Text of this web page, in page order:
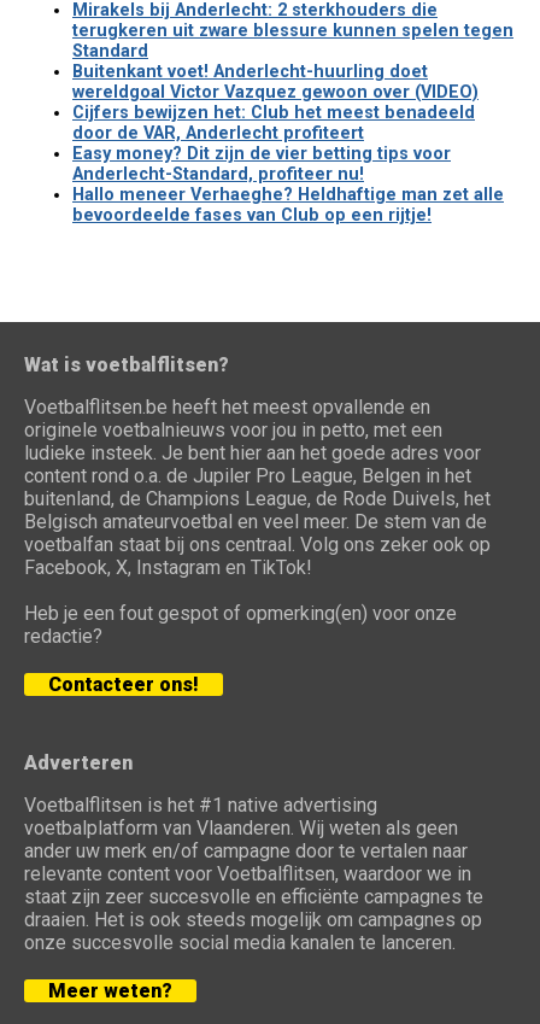
Mirakels bij Anderlecht: 2 sterkhouders die
terugkeren uit zware blessure kunnen spelen tegen
Standard
Buitenkant voet! Anderlecht-huurling doet
wereldgoal Victor Vazquez gewoon over (VIDEO)
Cijfers bewijzen het: Club het meest benadeeld
door de VAR, Anderlecht profiteert
Easy money? Dit zijn de vier betting tips voor
Anderlecht-Standard, profiteer nu!
Hallo meneer Verhaeghe? Heldhaftige man zet alle
bevoordeelde fases van Club op een rijtje!
Wat is voetbalflitsen?
Voetbalflitsen.be heeft het meest opvallende en
originele voetbalnieuws voor jou in petto, met een
ludieke insteek. Je bent hier aan het goede adres voor
content rond o.a. de Jupiler Pro League, Belgen in het
buitenland, de Champions League, de Rode Duivels, het
Belgisch amateurvoetbal en veel meer. De stem van de
voetbalfan staat bij ons centraal. Volg ons zeker ook op
Facebook, X, Instagram en TikTok!
Heb je een fout gespot of opmerking(en) voor onze
redactie?
Contacteer ons!
Adverteren
Voetbalflitsen is het #1 native advertising
voetbalplatform van Vlaanderen. Wij weten als geen
ander uw merk en/of campagne door te vertalen naar
relevante content voor Voetbalflitsen, waardoor we in
staat zijn zeer succesvolle en efficiënte campagnes te
draaien. Het is ook steeds mogelijk om campagnes op
onze succesvolle social media kanalen te lanceren.
Meer weten?